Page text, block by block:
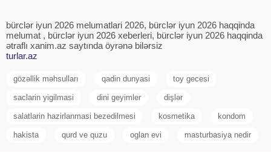
bürclər iyun 2026 melumatlari 2026, bürclər iyun 2026 haqqinda
melumat , bürclər iyun 2026 xeberleri, bürclər iyun 2026 haqqinda
ətraflı xanim.az saytında öyrənə bilərsiz
turlar.az
gözəllik məhsulları qadin dunyasi toy gecesi
saclarin yigilmasi dini geyimler dişlər
salatlarin hazirlanmasi bezedilmesi kosmetika kondom
hakista qurd ve quzu oglan evi masturbasiya nedir